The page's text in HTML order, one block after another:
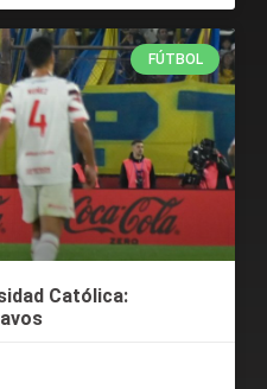
FÚTBOL
Católica: